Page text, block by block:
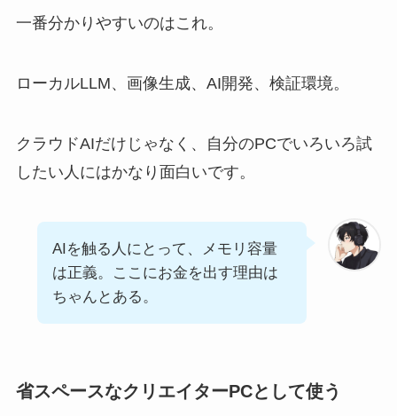
一番分かりやすいのはこれ。
ローカルLLM、画像生成、AI開発、検証環境。
クラウドAIだけじゃなく、自分のPCでいろいろ試
したい人にはかなり面白いです。
AIを触る人にとって、メモリ容量
は正義。ここにお金を出す理由は
ちゃんとある。
省スペースなクリエイターPCとして使う